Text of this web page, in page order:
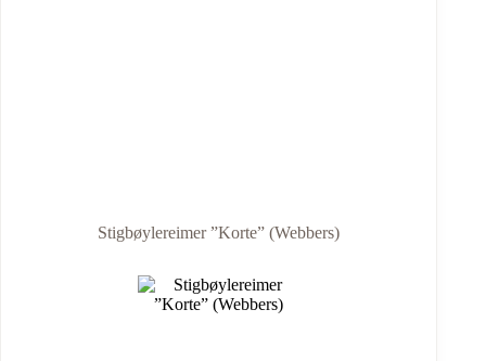
Stigbøylereimer ”Korte” (Webbers)